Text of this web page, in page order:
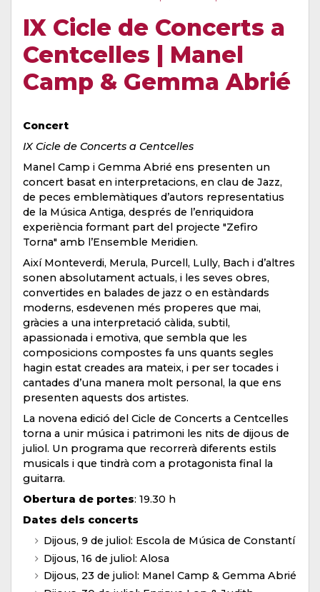
IX Cicle de Concerts a
Centcelles | Manel
Camp & Gemma Abrié
Concert
IX Cicle de Concerts a Centcelles
Manel Camp i Gemma Abrié ens presenten un
concert basat en interpretacions, en clau de Jazz,
de peces emblemàtiques d’autors representatius
de la Música Antiga, després de l’enriquidora
experiència formant part del projecte "Zefiro
Torna" amb l’Ensemble Meridien.
Així Monteverdi, Merula, Purcell, Lully, Bach i d’altres
sonen absolutament actuals, i les seves obres,
convertides en balades de jazz o en estàndards
moderns, esdevenen més properes que mai,
gràcies a una interpretació càlida, subtil,
apassionada i emotiva, que sembla que les
composicions compostes fa uns quants segles
hagin estat creades ara mateix, i per ser tocades i
cantades d’una manera molt personal, la que ens
presenten aquests dos artistes.
La novena edició del Cicle de Concerts a Centcelles
torna a unir música i patrimoni les nits de dijous de
juliol. Un programa que recorrerà diferents estils
musicals i que tindrà com a protagonista final la
guitarra.
Obertura de portes: 19.30 h
Dates dels concerts
Dijous, 9 de juliol: Escola de Música de Constantí
Dijous, 16 de juliol: Alosa
Dijous, 23 de juliol: Manel Camp & Gemma Abrié